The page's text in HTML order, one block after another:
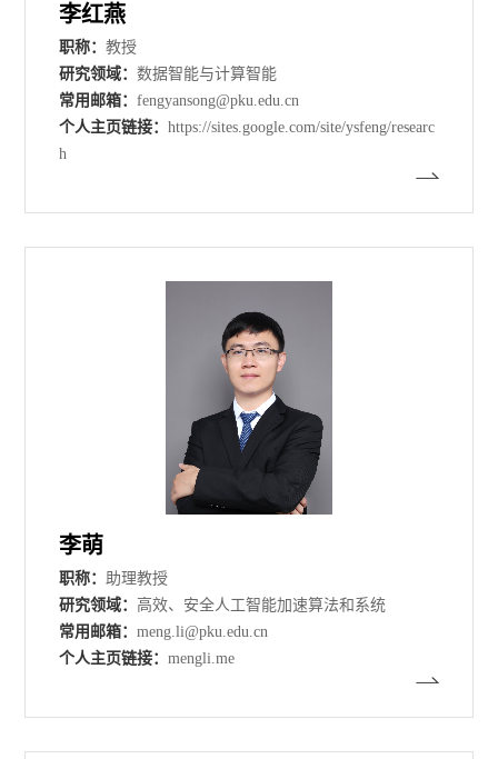
李红燕
职称：教授
研究领域：数据智能与计算智能
常用邮箱：fengyansong@pku.edu.cn
个人主页链接：https://sites.google.com/site/ysfeng/researc
h
李萌
职称：
助理教授
研究领域：高效、安全人工智能加速算法和系统
常用邮箱：meng.li@pku.edu.cn
个人主页链接：mengli.me